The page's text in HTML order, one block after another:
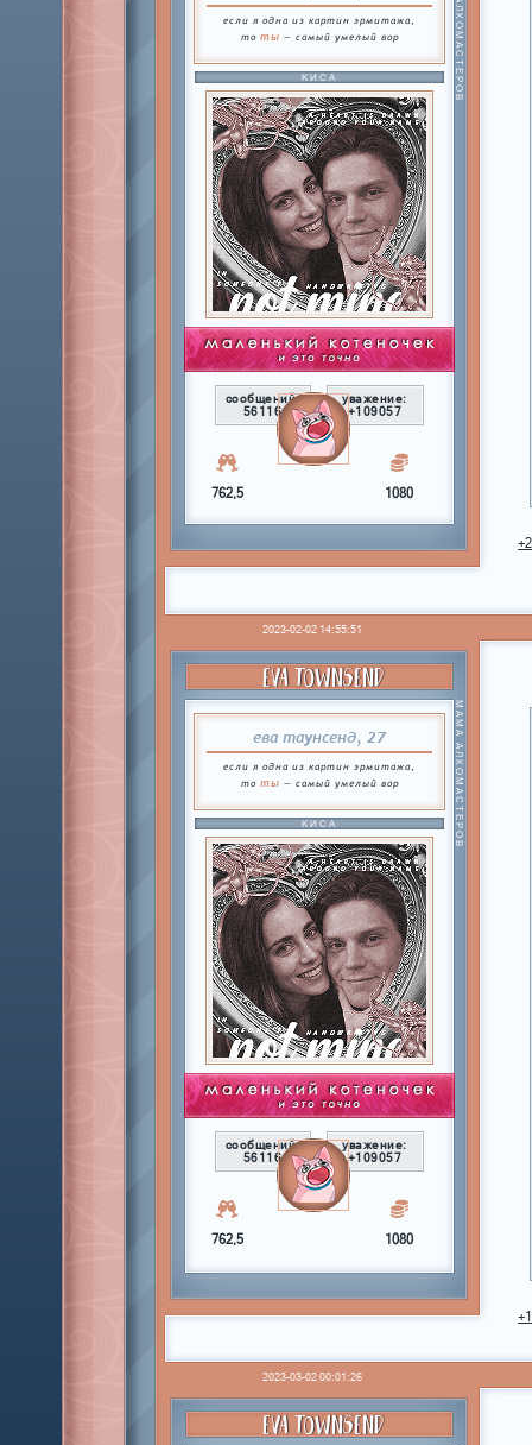
если я одна из картин эрмитажа,
то ты — самый умелый вор
КИСА
сообщений:
56116
уважение:
+109057
762,5 1080
2023-02-02 14:55:51
EVA TOWNSEND
ева таунсенд, 27
если я одна из картин эрмитажа,
то ты — самый умелый вор МАМА АЛКОМАСТЕРОВ
КИСА
сообщений:
56116
уважение:
+109057
762,5 1080
2023-03-02 00:01:26
EVA TOWNSEND